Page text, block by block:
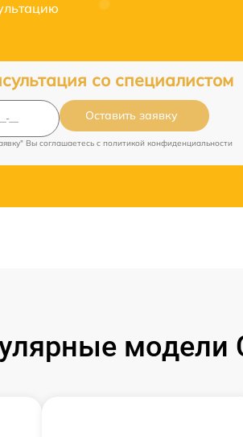
со специалистом
Оставить заявку
Вы соглашаетесь c политикой конфиденциальности
модели